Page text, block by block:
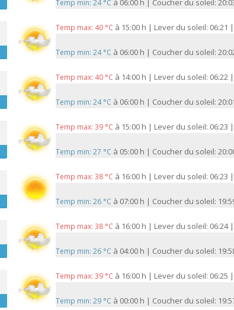
Temp min: 24 °C à 06:00 h | Coucher du soleil:
Temp max: 40 °C à 15:00 h | Lever du soleil: 06:21
Temp min: 24 °C à 06:00 h | Coucher du soleil:
Temp max: 40 °C à 14:00 h | Lever du soleil: 06:22
Temp min: 24 °C à 06:00 h | Coucher du soleil:
Temp max: 39 °C à 15:00 h | Lever du soleil: 06:23
Temp min: 27 °C à 05:00 h | Coucher du soleil:
Temp max: 38 °C à 16:00 h | Lever du soleil: 06:23
Temp min: 26 °C à 07:00 h | Coucher du soleil:
Temp max: 38 °C à 16:00 h | Lever du soleil: 06:24
Temp min: 26 °C à 04:00 h | Coucher du soleil:
Temp max: 39 °C à 16:00 h | Lever du soleil: 06:25
Temp min: 29 °C à 00:00 h | Coucher du soleil: